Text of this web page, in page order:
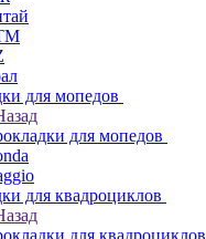
для мопедов
для мопедов
для квадроциклов
для квадроциклов